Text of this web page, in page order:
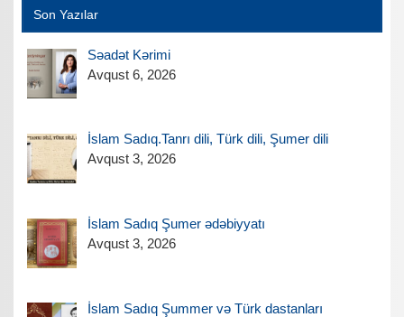
Son Yazılar
Səadət Kərimi
Avqust 6, 2026
İslam Sadıq.Tanrı dili, Türk dili, Şumer dili
Avqust 3, 2026
İslam Sadıq Şumer ədəbiyyatı
Avqust 3, 2026
İslam Sadıq Şummer və Türk dastanları